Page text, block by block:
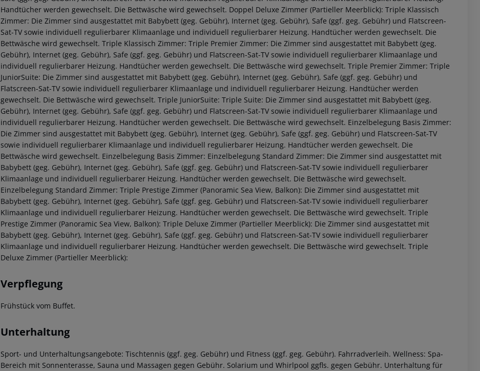
Handtücher werden gewechselt. Die Bettwäsche wird gewechselt. Doppel Deluxe Zimmer (Partieller Meerblick): Triple Klassisch
Zimmer: Die Zimmer sind ausgestattet mit Babybett (geg. Gebühr), Internet (geg. Gebühr), Safe (ggf. geg. Gebühr) und Flatscreen-
Sat-TV sowie individuell regulierbarer Klimaanlage und individuell regulierbarer Heizung. Handtücher werden gewechselt. Die
Bettwäsche wird gewechselt. Triple Klassisch Zimmer: Triple Premier Zimmer: Die Zimmer sind ausgestattet mit Babybett (geg.
Gebühr), Internet (geg. Gebühr), Safe (ggf. geg. Gebühr) und Flatscreen-Sat-TV sowie individuell regulierbarer Klimaanlage und
individuell regulierbarer Heizung. Handtücher werden gewechselt. Die Bettwäsche wird gewechselt. Triple Premier Zimmer: Triple
JuniorSuite: Die Zimmer sind ausgestattet mit Babybett (geg. Gebühr), Internet (geg. Gebühr), Safe (ggf. geg. Gebühr) und
Flatscreen-Sat-TV sowie individuell regulierbarer Klimaanlage und individuell regulierbarer Heizung. Handtücher werden
gewechselt. Die Bettwäsche wird gewechselt. Triple JuniorSuite: Triple Suite: Die Zimmer sind ausgestattet mit Babybett (geg.
Gebühr), Internet (geg. Gebühr), Safe (ggf. geg. Gebühr) und Flatscreen-Sat-TV sowie individuell regulierbarer Klimaanlage und
individuell regulierbarer Heizung. Handtücher werden gewechselt. Die Bettwäsche wird gewechselt. Einzelbelegung Basis Zimmer:
Die Zimmer sind ausgestattet mit Babybett (geg. Gebühr), Internet (geg. Gebühr), Safe (ggf. geg. Gebühr) und Flatscreen-Sat-TV
sowie individuell regulierbarer Klimaanlage und individuell regulierbarer Heizung. Handtücher werden gewechselt. Die
Bettwäsche wird gewechselt. Einzelbelegung Basis Zimmer: Einzelbelegung Standard Zimmer: Die Zimmer sind ausgestattet mit
Babybett (geg. Gebühr), Internet (geg. Gebühr), Safe (ggf. geg. Gebühr) und Flatscreen-Sat-TV sowie individuell regulierbarer
Klimaanlage und individuell regulierbarer Heizung. Handtücher werden gewechselt. Die Bettwäsche wird gewechselt.
Einzelbelegung Standard Zimmer: Triple Prestige Zimmer (Panoramic Sea View, Balkon): Die Zimmer sind ausgestattet mit
Babybett (geg. Gebühr), Internet (geg. Gebühr), Safe (ggf. geg. Gebühr) und Flatscreen-Sat-TV sowie individuell regulierbarer
Klimaanlage und individuell regulierbarer Heizung. Handtücher werden gewechselt. Die Bettwäsche wird gewechselt. Triple
Prestige Zimmer (Panoramic Sea View, Balkon): Triple Deluxe Zimmer (Partieller Meerblick): Die Zimmer sind ausgestattet mit
Babybett (geg. Gebühr), Internet (geg. Gebühr), Safe (ggf. geg. Gebühr) und Flatscreen-Sat-TV sowie individuell regulierbarer
Klimaanlage und individuell regulierbarer Heizung. Handtücher werden gewechselt. Die Bettwäsche wird gewechselt. Triple
Deluxe Zimmer (Partieller Meerblick):
Verpflegung
Frühstück vom Buffet.
Unterhaltung
Sport- und Unterhaltungsangebote: Tischtennis (ggf. geg. Gebühr) und Fitness (ggf. geg. Gebühr). Fahrradverleih. Wellness: Spa-
Bereich mit Sonnenterasse, Sauna und Massagen gegen Gebühr. Solarium und Whirlpool ggfls. gegen Gebühr. Unterhaltung für